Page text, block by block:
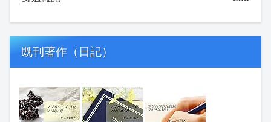
既刊著作（日記）